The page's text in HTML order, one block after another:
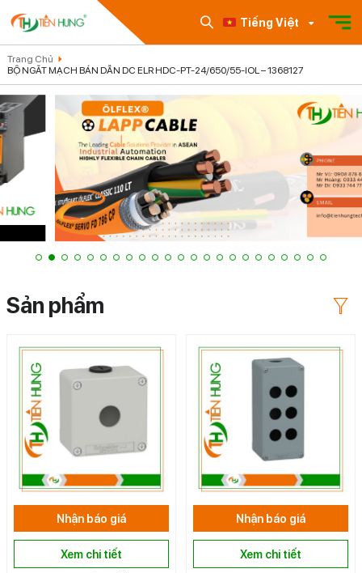
Tiếng Việt
Trang Chủ
BỘ NGẮT MẠCH BÁN DẪN DC ELR HDC-PT-24/650/55-IOL – 1368127
Sản phẩm
Nhận báo giá
Xem chi tiết
Nhận báo giá
Xem chi tiết